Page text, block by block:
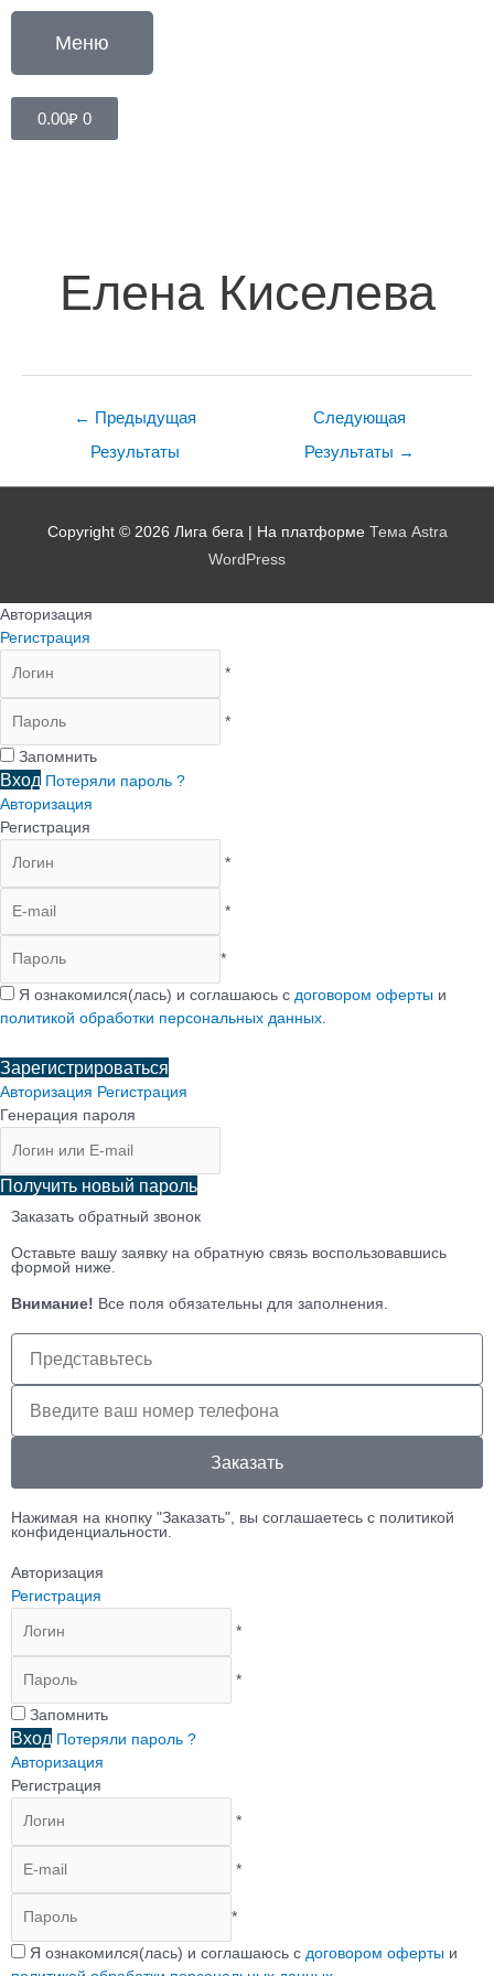
Перейти
Меню
0.00₽ 0
Cart
Елена Киселева
← Предыдущая
Результаты
Следующая
Результаты →
Copyright © 2026 Лига бега | На платформе Тема Astra
WordPress
Авторизация
Регистрация
*
*
Запомнить
Вход Потеряли пароль ?
Авторизация
Регистрация
*
*
*
Я ознакомился(лась) и соглашаюсь с договором оферты и
политикой обработки персональных данных
Зарегистрироваться
Авторизация Регистрация
Генерация пароля
Получить новый пароль
Заказать обратный звонок
Оставьте вашу заявку на обратную связь воспользовавшись
формой ниже.
Внимание! Все поля обязательны для заполнения.
клиента
клиента
Заказать
Нажимая на кнопку "Заказать", вы соглашаетесь с политикой
конфиденциальности.
Авторизация
Регистрация
*
*
Запомнить
Вход Потеряли пароль ?
Авторизация
Регистрация
*
*
*
Я ознакомился(лась) и соглашаюсь с договором оферты и